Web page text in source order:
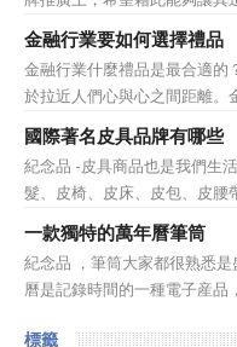
宣傳品幾乎是司空...
廣的營銷管理思路上，也有許
無法自拔，這其中，最為常
楚品牌到底在表達什麼 很
不知道到...
金融行業要如何選擇禮品
金融行業什麼禮品是最合適的
於拉近人們心與心之間距離。
不容忽視，因為禮品即是企業
彰顯，同時對收禮人來說，一
企及的。難怪有人曾說：再省
送禮。但是，禮品選擇...
國際著名皮具品牌有哪些
紀念品 -皮具商品也是我們生
髮、皮椅、皮床、皮包、皮腰
具具備細膩的手感和自然的色
睞。國際著名皮具品牌有哪些
國際著名皮具品牌： 1
1...
一款獨特的萬年曆筆筒
紀念品 ，筆筒大家都很熟悉
曆是記錄時間的一種電子産品
一款獨特的萬年曆筆筒。
標籤